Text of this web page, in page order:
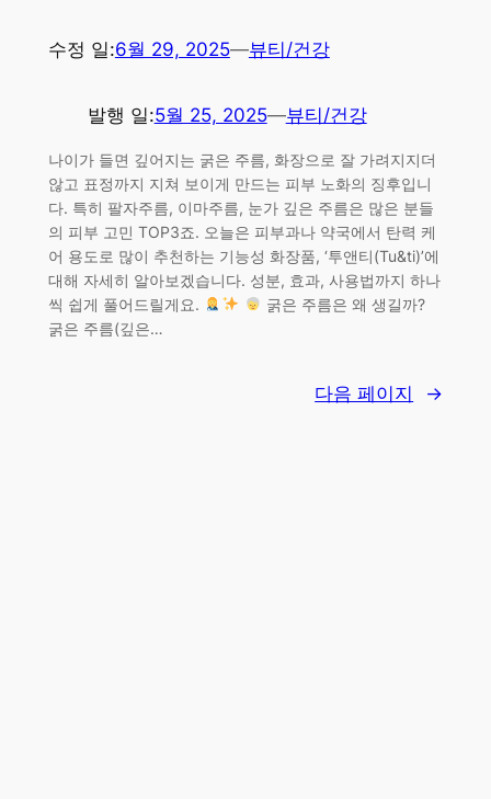
수정 일:6월 29, 2025—뷰티/건강
발행 일:5월 25, 2025—뷰티/건강
나이가 들면 깊어지는 굵은 주름, 화장으로 잘 가려지지더
않고 표정까지 지쳐 보이게 만드는 피부 노화의 징후입니
다. 특히 팔자주름, 이마주름, 눈가 깊은 주름은 많은 분들
의 피부 고민 TOP3죠. 오늘은 피부과나 약국에서 탄력 케
어 용도로 많이 추천하는 기능성 화장품, ‘투앤티(Tu&ti)’에
대해 자세히 알아보겠습니다. 성분, 효과, 사용법까지 하나
씩 쉽게 풀어드릴게요.
굵은 주름은 왜 생길까?
굵은 주름(깊은…
다음 페이지 →